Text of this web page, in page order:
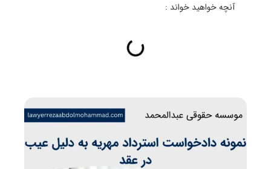
آنچه خواهید خواند :